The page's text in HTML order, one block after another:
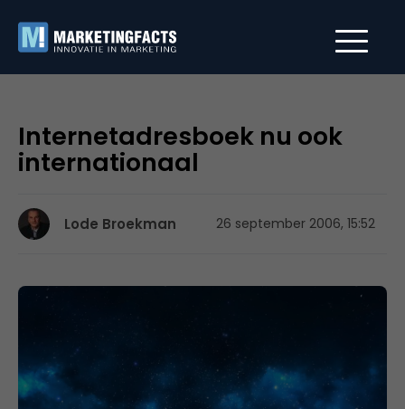
Internetadresboek nu ook
internationaal
Lode Broekman 26 september 2006, 15:52